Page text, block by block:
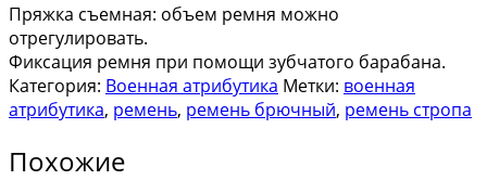
Пряжка съемная: объем ремня можно
отрегулировать.
Фиксация ремня при помощи зубчатого барабана.
Категория: Военная атрибутика Метки: военная
атрибутика, ремень, ремень брючный, ремень стропа
Похожие